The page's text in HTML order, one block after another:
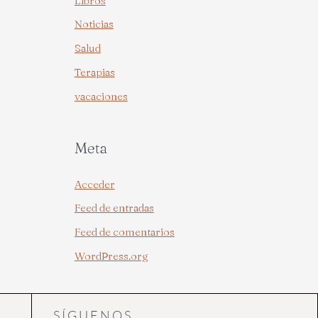
Noticias
Salud
Terapias
vacaciones
Meta
Acceder
Feed de entradas
Feed de comentarios
WordPress.org